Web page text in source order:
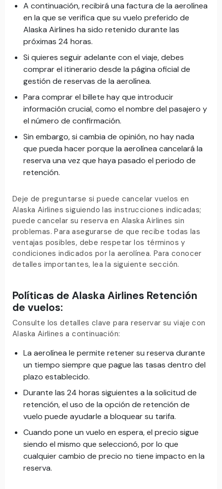
A continuación, recibirá una factura de la aerolínea
en la que se verifica que su vuelo preferido de
Alaska Airlines ha sido retenido durante las
próximas 24 horas.
Si quieres seguir adelante con el viaje, debes
comprar el itinerario desde la página oficial de
gestión de reservas de la aerolínea.
Para comprar el billete hay que introducir
información crucial, como el nombre del pasajero y
el número de confirmación.
Sin embargo, si cambia de opinión, no hay nada
que pueda hacer porque la aerolínea cancelará la
reserva una vez que haya pasado el periodo de
retención.
Deje de preguntarse si puede cancelar vuelos en
Alaska Airlines siguiendo las instrucciones indicadas;
puede cancelar su reserva en Alaska Airlines sin
problemas. Para asegurarse de que recibe todas las
ventajas posibles, debe respetar los términos y
condiciones indicados por la aerolínea. Para conocer
detalles importantes, lea la siguiente sección.
Políticas de Alaska Airlines Retención
de vuelos:
Consulte los detalles clave para reservar su viaje con
Alaska Airlines a continuación:
La aerolínea le permite retener su reserva durante
un tiempo siempre que pague las tasas dentro del
plazo establecido.
Durante las 24 horas siguientes a la solicitud de
retención, el uso de la opción de retención de
vuelo puede ayudarle a bloquear su tarifa.
Cuando pone un vuelo en espera, el precio sigue
siendo el mismo que seleccionó, por lo que
cualquier cambio de precio no tiene impacto en la
reserva.